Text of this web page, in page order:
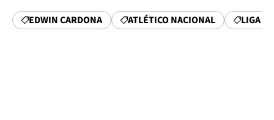
EDWIN CARDONA ATLÉTICO NACIONAL LIGA